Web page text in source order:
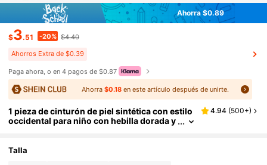
Ahorra $0.89
$3.51 -20% $4.40
Ahorros Extra de $0.39
Paga ahora, o en 4 pagos de $0.87
Ahorra$0.18 en este artículo después de unirte.
1 pieza de cinturón de piel sintética con estilo
occidental para niño con hebilla dorada y
4.94 (500+)
Talla